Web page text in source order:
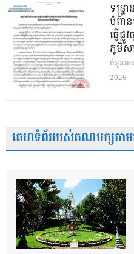
ទន្ទ្រ
បំពា
ធ្វើផ្
ភូមិសា
ចំនួនអា
2026
គេហទំព័ររបស់គណបក្សតាមប